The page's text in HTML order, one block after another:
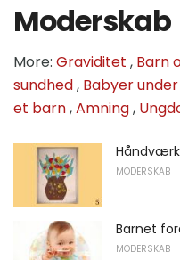
Moderskab
More: Graviditet , Barn
sundhed, Babyer
et barn,Amning,
MODERSKAB
Barnet
MODERSKAB